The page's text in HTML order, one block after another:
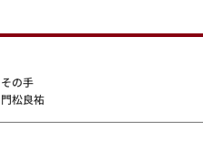
その手
門松良祐